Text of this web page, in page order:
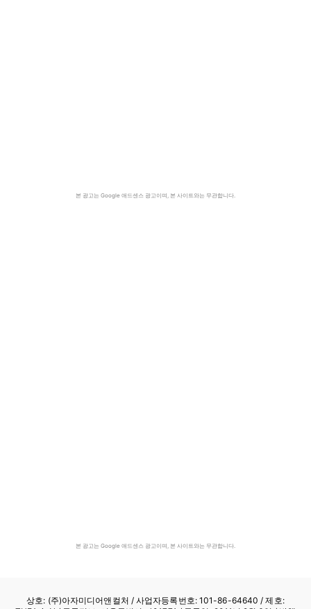
본 광고는 Google 애드센스 광고이며, 본 사이트와는 무관합니다.
본 광고는 Google 애드센스 광고이며, 본 사이트와는 무관합니다.
상호: (주)아자미디어앤컬처 /사업자등록번호: 101-86-64640 / 제호: